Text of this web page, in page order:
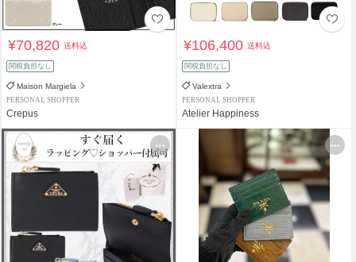
¥70,820送料込
関税負担なし
Maison Margiela
PERSONAL SHOPPER
Crepus
¥106,400送料込
関税負担なし
Valextra
PERSONAL SHOPPER
Atelier Happiness